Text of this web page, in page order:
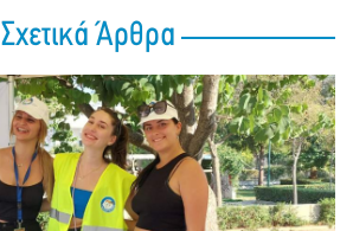
Σχετικά Άρθρα